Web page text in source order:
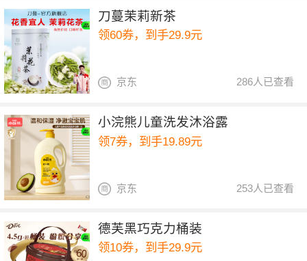
刀蔓茉莉新茶
领60券，到手29.9元
286人已查看
京东
小浣熊儿童洗发沐浴露
领7券，到手19.89元
253人已查看
京东
德芙黑巧克力桶装
领10券，到手29.9元